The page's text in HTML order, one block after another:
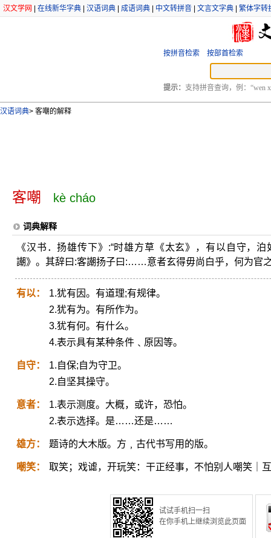
汉文学网 在线新华字典 汉语词典 成语词典 中文转拼音 文言文字典 繁体字转
按拼音检索 按部首检索
提示： 支持拼音查询，例：“wen
汉语词典> 客嘲的解释
客嘲 kè cháo
词典解释
《汉书．扬雄传下》:“时雄方草《太玄》，有以自守，
謿》。其辞曰:客謿扬子曰:……意者玄得毋尚白乎，何为官
有以：
1.犹有因。有道理;有规律。
2.犹有为。有所作为。
3.犹有何。有什么。
4.表示具有某种条件﹑原因等。
自守：
1.自保;自为守卫。
2.自坚其操守。
意者：
1.表示测度。大概，或许，恐怕。
2.表示选择。是……还是……
雄方： 题诗的大木版。方﹐古代书写用的版。
嘲笑： 取笑；戏谑，开玩笑：干正经事，不怕别人嘲笑｜
试试手机扫一扫
在你手机上继续浏览此页面